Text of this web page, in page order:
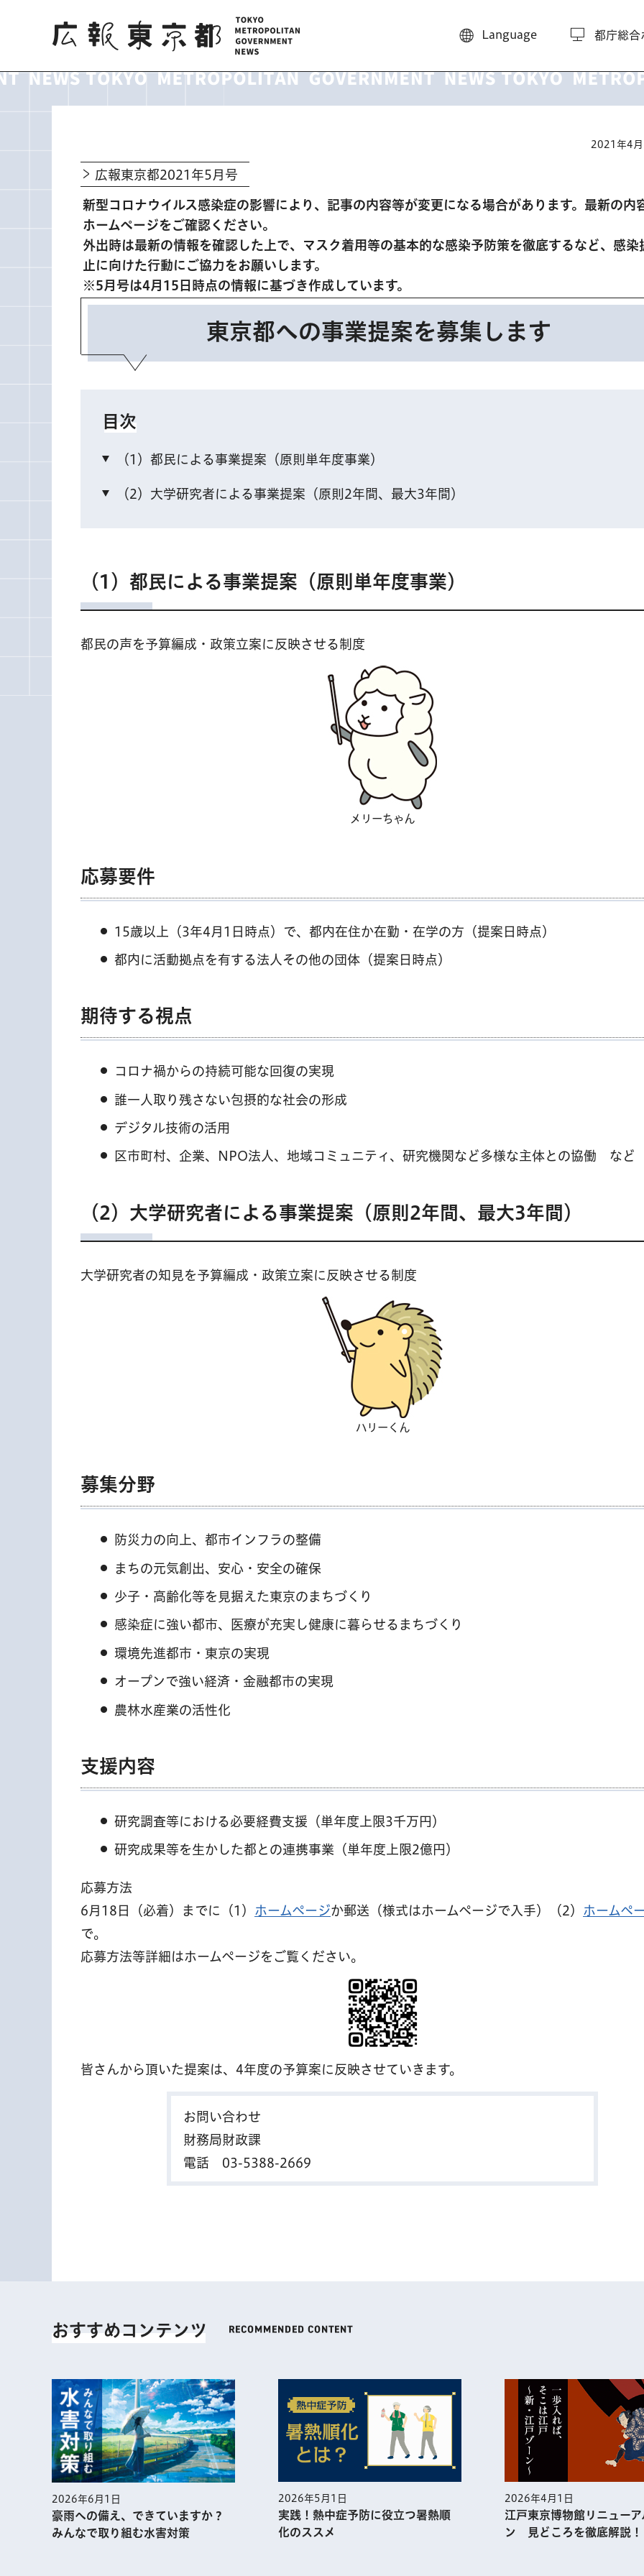
広報東京都
Language 都庁総合
2021年4
広報東京都2021年5月号
新型コロナウイルス感染症の影響により、記事の内容等が変更になる場合があります。最新の内
ホームページをご確認ください。
外出時は最新の情報を確認した上で、マスク着用等の基本的な感染予防策を徹底するなど、感染
止に向けた行動にご協力をお願いします。
※5月号は4月15日時点の情報に基づき作成しています。
東京都への事業提案を募集します
目次
（1）都民による事業提案（原則単年度事業）
（2）大学研究者による事業提案（原則2年間、最大3年間）
（1）都民による事業提案（原則単年度事業）
都民の声を予算編成・政策立案に反映させる制度
メリーちゃん
応募要件
15歳以上（3年4月1日時点）で、都内在住か在勤・在学の方（提案日時点）
都内に活動拠点を有する法人その他の団体（提案日時点）
期待する視点
コロナ禍からの持続可能な回復の実現
誰一人取り残さない包摂的な社会の形成
デジタル技術の活用
区市町村、企業、NPO法人、地域コミュニティ、研究機関など多様な主体との協働 など
（2）大学研究者による事業提案（原則2年間、最大3年間）
大学研究者の知見を予算編成・政策立案に反映させる制度
ハリーくん
募集分野
防災力の向上、都市インフラの整備
まちの元気創出、安心・安全の確保
少子・高齢化等を見据えた東京のまちづくり
感染症に強い都市、医療が充実し健康に暮らせるまちづくり
環境先進都市・東京の実現
オープンで強い経済・金融都市の実現
農林水産業の活性化
支援内容
研究調査等における必要経費支援（単年度上限3千万円）
研究成果等を生かした都との連携事業（単年度上限2億円）
応募方法
6月18日（必着）までに（1）
ホームページか郵送（様式はホームページで入手）（2）
ホームペ
で。
応募方法等詳細はホームページをご覧ください。
皆さんから頂いた提案は、4年度の予算案に反映させていきます。
お問い合わせ
財務局財政課
電話 03-5388-2669
おすすめコンテンツ
2026年6月1日
豪雨への備え、できていますか？
みんなで取り組む水害対策
2026年5月1日
実践！熱中症予防に役⽴つ暑熱順
化のススメ
2026年4月1日
江戸東京博物館リニューア
ン 見どころを徹底解説！